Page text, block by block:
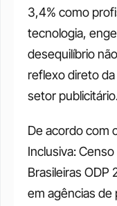
3,4% como
tecnologia,
desequilíbrio
reflexo direto
setor
De acordo com
Inclusiva:
Brasileiras ODP
em agências de